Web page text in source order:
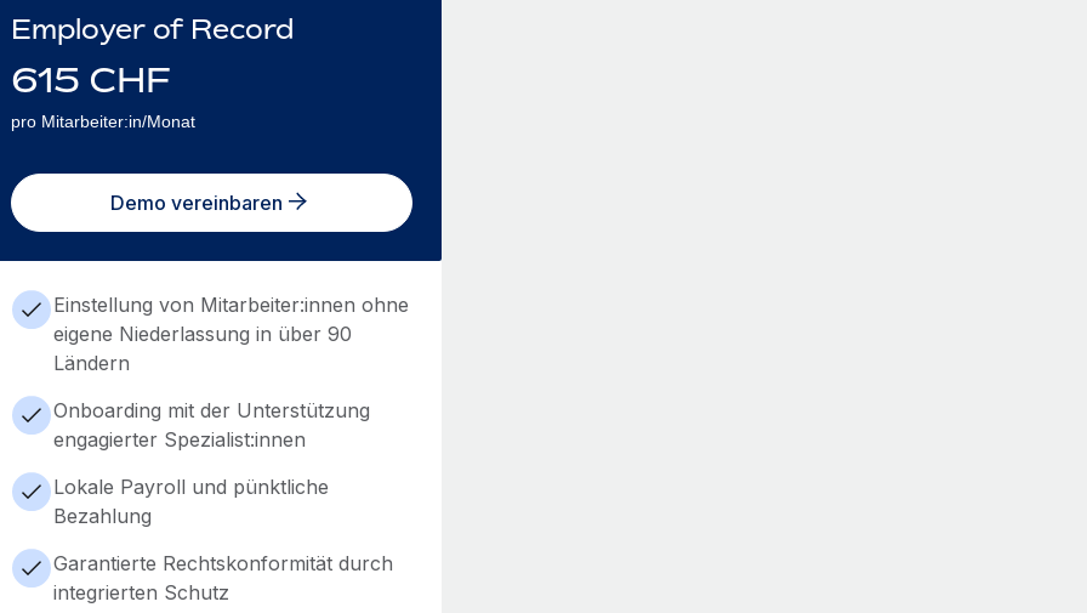
Employer of Record
615 CHF
pro Mitarbeiter:in/Monat
Demo vereinbaren
Einstellung von Mitarbeiter:innen ohne
eigene Niederlassung in über 90
Ländern
Onboarding mit der Unterstützung
engagierter Spezialist:innen
Lokale Payroll und pünktliche
Bezahlung
Garantierte Rechtskonformität durch
integrierten Schutz